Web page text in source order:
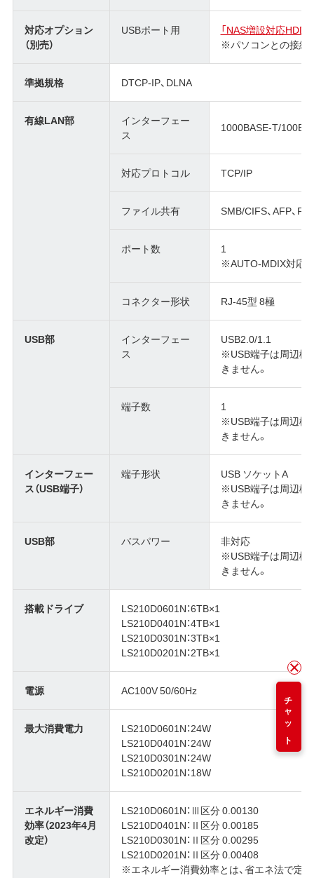
対応オプション
（別売）
USBポート用
「NAS増設対応HDD
※パソコンとの接続
準拠規格 DTCP-IP、DLNA
有線LAN部
インターフェー
ス
1000BASE-T/
対応プロトコル TCP/IP
ファイル共有 SMB/CIFS、AFP、
ポート数
1
※AUTO-MDIX対応
コネクター形状 RJ-45型 8極
USB部
インターフェー
ス
USB2.0/1.1
※USB端子は周辺機
きません。
端子数
1
※USB端子は周辺機
きません。
インターフェー
ス（USB端子）
端子形状
USB ソケットA
※USB端子は周辺機
きません。
USB部 バスパワー
非対応
※USB端子は周辺機
きません。
搭載ドライブ
LS210D0601N：6TB×1
LS210D0401N：4TB×1
LS210D0301N：3TB×1
LS210D0201N：2TB×1
電源 AC100V 50/60Hz
最大消費電力
LS210D0601N：24W
LS210D0401N：24W
LS210D0301N：24W
LS210D0201N：18W
エネルギー消費
効率（2023年4月
改定）
LS210D0601N：Ⅲ区分 0.00130
LS210D0401N：Ⅱ区分 0.00185
LS210D0301N：Ⅱ区分 0.00295
LS210D0201N：Ⅱ区分 0.00408
※エネルギー消費効率とは、省エネ法で定
チャット